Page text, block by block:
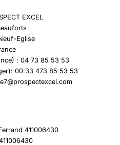
EXCEL
Eglise
: 04 73 85 53 53
00 33 473 85 53 53
411006430